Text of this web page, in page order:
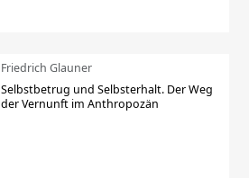
Friedrich Glauner
Selbstbetrug und Selbsterhalt. Der Weg
der Vernunft im Anthropozän